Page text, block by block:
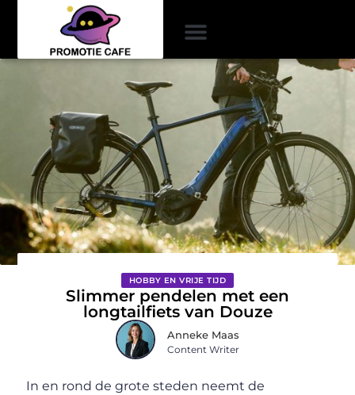
HOBBY EN VRIJE TIJD
Slimmer pendelen met een
longtailfiets van Douze
Anneke Maas
Content Writer
In en rond de grote steden neemt de